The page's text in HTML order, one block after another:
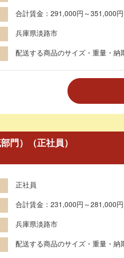
合計賃金：291,000円～351,000
兵庫県淡路市
配送する商品のサイズ・重量・
門）（正社員）
正社員
合計賃金：231,000円～281,000
兵庫県淡路市
配送する商品のサイズ・重量・